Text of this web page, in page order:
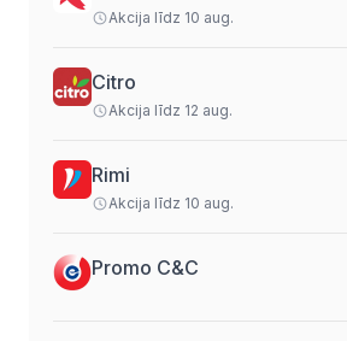
Akcija līdz 10 aug.
Citro
Akcija līdz 12 aug.
Rimi
Akcija līdz 10 aug.
Promo C&C